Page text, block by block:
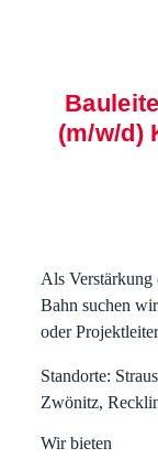
(m/w/d)
Als
Bahn suchen
oder
Standorte:
Zwönitz,
Wir bieten